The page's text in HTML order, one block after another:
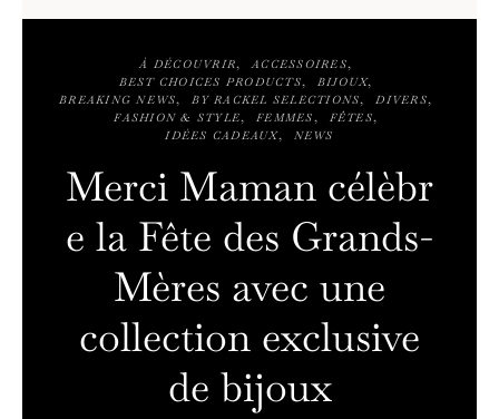
À DÉCOUVRIR
ACCESSOIRES
BEST CHOICES PRODUCTS
BIJOUX
BREAKING NEWS
BY RACKEL SELECTIONS
DIVERS
FASHION & STYLE
FEMMES
FÊTES
IDÉES CADEAUX
NEWS
Merci Maman célèbr
e la Fête des Grands-
Mères avec une
collection exclusive
de bijoux